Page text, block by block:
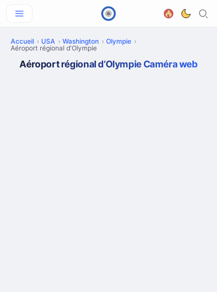
Accueil USA Washington
Olympie
Aéroport régional d’Olympie
Aéroport régional d’Olympie Caméra web